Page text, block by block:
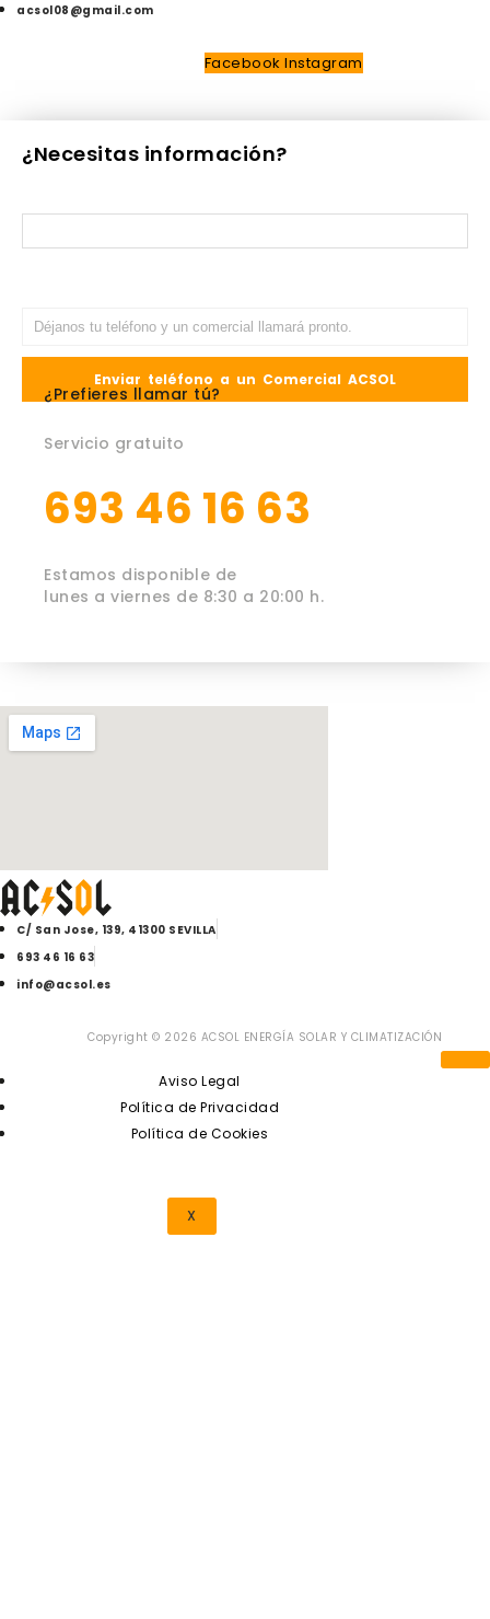
acsol08@gmail.com
Facebook Instagram
¿Necesitas información?
¿Prefieres llamar tú?
Servicio gratuito
693 46 16 63
Estamos disponible de
lunes a viernes de 8:30 a 20:00 h.
C/ San Jose, 139, 41300 SEVILLA
693 46 16 63
info@acsol.es
Copyright © 2026 ACSOL ENERGÍA SOLAR Y CLIMATIZACIÓN
Aviso Legal
Política de Privacidad
Política de Cookies
X